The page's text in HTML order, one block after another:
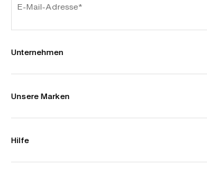
E-Mail-Adresse
Unternehmen
Unsere Marken
Hilfe